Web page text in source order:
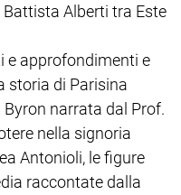
Alberti tra Este
e approfondimenti e
storia di Parisina
narrata dal Prof.
nella signoria
Antonioli, le figure
raccontate dalla